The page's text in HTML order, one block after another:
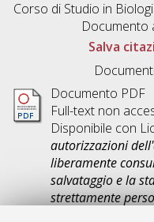
Corso di Studio in
Documento
Salva
Documento PDF
Full-text non
Disponibile con
autorizzazioni
liberamente
salvataggio e la
strettamente